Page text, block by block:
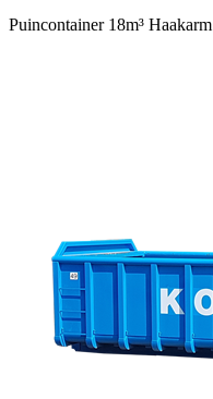
Puincontainer 18m³ Haakarm